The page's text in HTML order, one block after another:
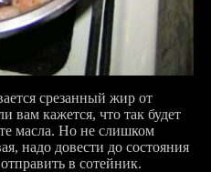
срезанный жир от
вам кажется, что так будет
масла. Но не слишком
надо довести до состояния
в сотейник.